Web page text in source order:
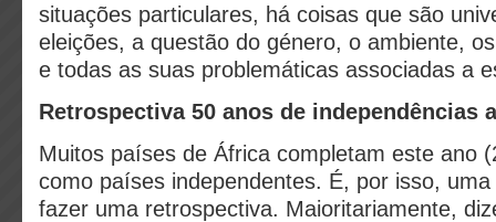
situações particulares, há coisas que são
eleições, a questão do género, o ambiente,
e todas as suas problemáticas associadas a
Retrospectiva 50 anos de independências
Muitos países de África completam este ano
como países independentes. É, por isso,
fazer uma retrospectiva. Maioritariamente,